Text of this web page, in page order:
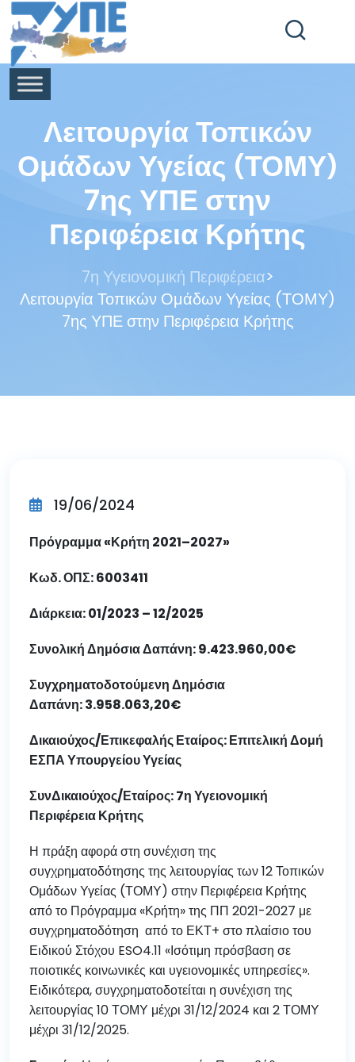
End Header Section -->
Λειτουργία Τοπικών
Ομάδων Υγείας (ΤΟΜΥ)
7ης ΥΠΕ στην
Περιφέρεια Κρήτης
7η Υγειονομική Περιφέρεια>
Λειτουργία Τοπικών Ομάδων Υγείας (ΤΟΜΥ)
7ης ΥΠΕ στην Περιφέρεια Κρήτης
19/06/2024
Πρόγραμμα «Κρήτη 2021–2027»
Κωδ. ΟΠΣ: 6003411
Διάρκεια: 01/2023 – 12/2025
Συνολική Δημόσια Δαπάνη: 9.423.960,00€
Συγχρηματοδοτούμενη Δημόσια
Δαπάνη: 3.958.063,20€
Δικαιούχος/Επικεφαλής Εταίρος: Επιτελική Δομή
ΕΣΠΑ Υπουργείου Υγείας
ΣυνΔικαιούχος/Εταίρος: 7η Υγειονομική
Περιφέρεια Κρήτης
Η πράξη αφορά στη συνέχιση της
συγχρηματοδότησης της λειτουργίας των 12 Τοπικών
Ομάδων Υγείας (ΤΟΜΥ) στην Περιφέρεια Κρήτης
από το Πρόγραμμα «Κρήτη» της ΠΠ 2021-2027 με
συγχρηματοδότηση από το ΕΚΤ+ στο πλαίσιο του
Ειδικού Στόχου ESO4.11 «Ισότιμη πρόσβαση σε
ποιοτικές κοινωνικές και υγειονομικές υπηρεσίες».
Ειδικότερα, συγχρηματοδοτείται η συνέχιση της
λειτουργίας 10 ΤΟΜΥ μέχρι 31/12/2024 και 2 ΤΟΜΥ
μέχρι 31/12/2025.